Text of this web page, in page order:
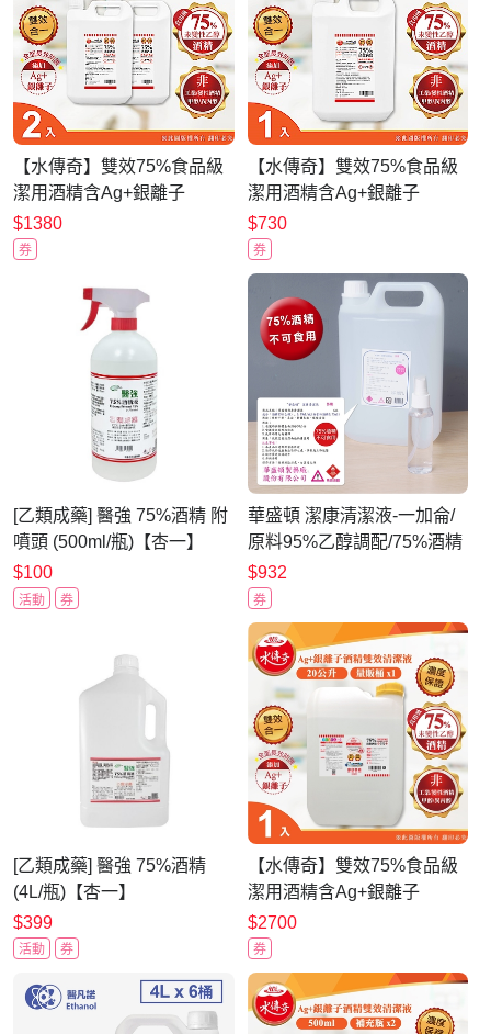
【水傳奇】雙效75%食品級
潔用酒精含Ag+銀離子
4000mlx2(4公升2入組)
$1380
券
【水傳奇】雙效75%食品級
潔用酒精含Ag+銀離子
4000mlx1(4公升1入)
$730
券
[乙類成藥] 醫強 75%酒精 附
噴頭 (500ml/瓶)【杏一】
$100
活動 券
華盛頓 潔康清潔液-一加侖/
原料95%乙醇調配/75%酒精
不可食用
$932
券
[乙類成藥] 醫強 75%酒精
(4L/瓶)【杏一】
$399
活動 券
【水傳奇】雙效75%食品級
潔用酒精含Ag+銀離子
20L(20公升大容量補充)
$2700
券